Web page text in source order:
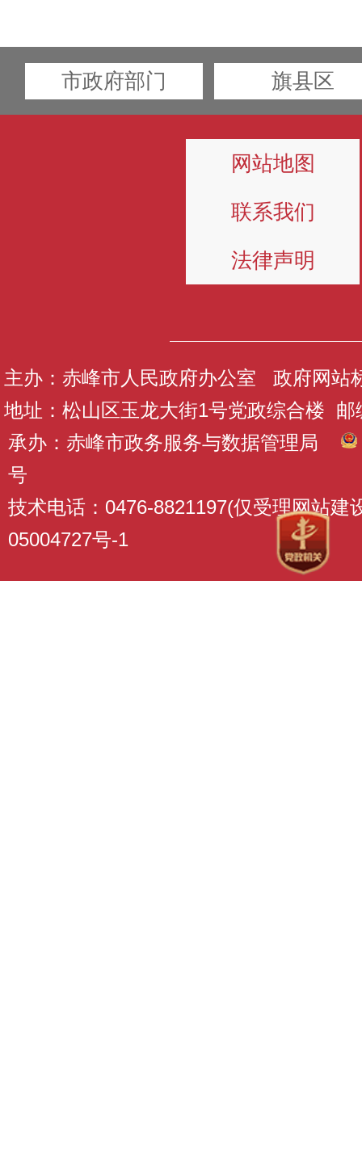
市政府部门 旗县区
网站地图
联系我们
法律声明
主办：赤峰市人民政府办公室 政府网站
地址：松山区玉龙大街1号党政综合楼 邮
承办：赤峰市政务服务与数据管理局
号
技术电话：0476-8821197(仅受理网站建
05004727号-1